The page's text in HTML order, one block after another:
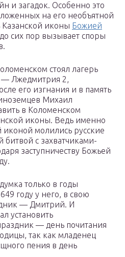
и загадок. Особенно это
на его необъятной
иконы Божией
до сих пор вызывает споры
стоял лагерь
— Лжедмитрия 2,
его изгнания и в память
Михаил
в Коломенском
иконы. Ведь именно
иконой молились русские
с захватчиками-
заступничеству Божьей
только в годы
году у него, в свою
— Дмитрий. И
установить
— день почитания
так как младенец
пения в день